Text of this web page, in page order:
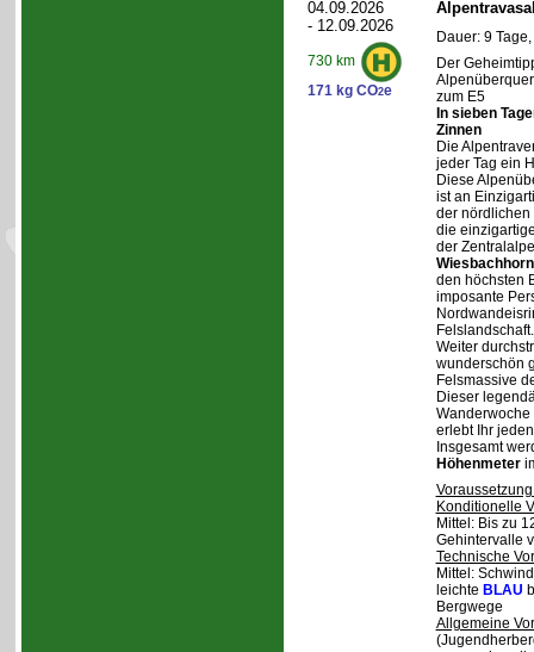
04.09.2026
- 12.09.2026
730 km
171 kg CO2e
Dauer: 9
Der
zum E5
In sieben
Zinnen
Die
jeder Tag ein
Diese
ist an
der
die
der
den höchsten
imposante
Felslandschaft.
Weiter
wunderschön
Felsmassive
Dieser
erlebt Ihr
Insgesamt
Höhenmeter
Konditionelle
Mittel: Bis zu
Gehintervalle
Technische
Mittel:
leichte BLAU
Bergwege
Allgemeine